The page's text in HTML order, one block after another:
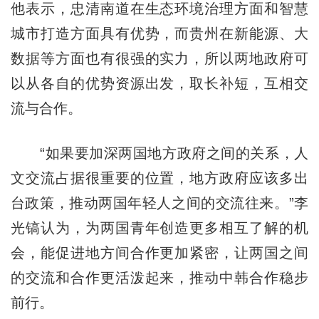
他表示，忠清南道在生态环境治理方面和智慧
城市打造方面具有优势，而贵州在新能源、大
数据等方面也有很强的实力，所以两地政府可
以从各自的优势资源出发，取长补短，互相交
流与合作。
“如果要加深两国地方政府之间的关系，人
文交流占据很重要的位置，地方政府应该多出
台政策，推动两国年轻人之间的交流往来。”李
光镐认为，为两国青年创造更多相互了解的机
会，能促进地方间合作更加紧密，让两国之间
的交流和合作更活泼起来，推动中韩合作稳步
前行。